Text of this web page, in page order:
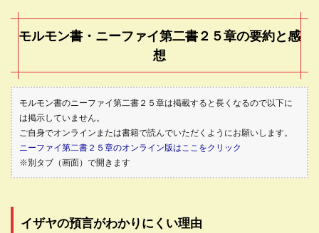
モルモン書・ニーファイ第二書２５章の要約と感
想
モルモン書のニーファイ第二書２５章は掲載すると長くなるので以下に
は掲示していません。
ご自身でオンラインまたは書籍で読んでいただくようにお願いします。
ニーファイ第二書２５章のオンライン版はここをクリック
※別タブ（画面）で開きます
イザヤの預言がわかりにくい理由